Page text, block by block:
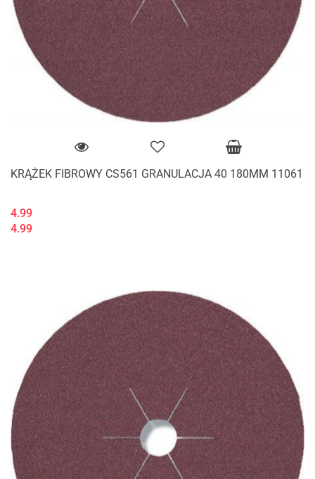
KRĄŻEK FIBROWY CS561 GRANULACJA 40 180MM 11061
4.99
4.99